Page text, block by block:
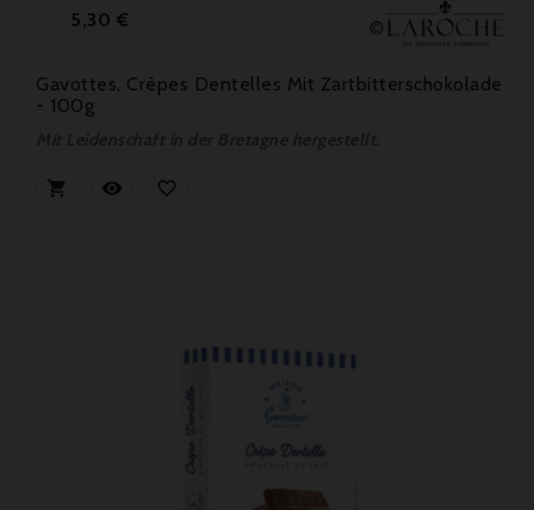
Preis
5,30 €
Gavottes, Crèpes Dentelles Mit Zartbitterschokolade
- 100g
  